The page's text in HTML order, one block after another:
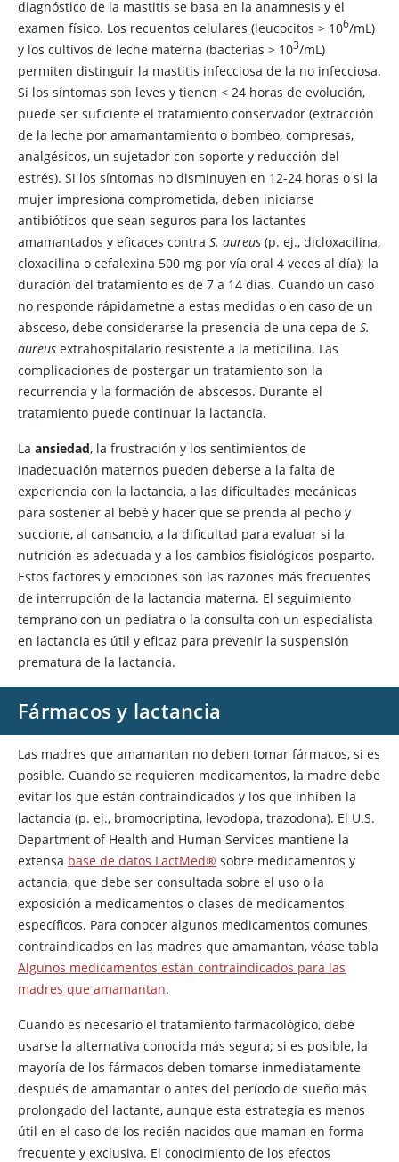
diagnóstico de la mastitis se basa en la anamnesis y el
examen físico. Los recuentos celulares (leucocitos > 106/mL)
y los cultivos de leche materna (bacterias > 103/mL)
permiten distinguir la mastitis infecciosa de la no infecciosa.
Si los síntomas son leves y tienen < 24 horas de evolución,
puede ser suficiente el tratamiento conservador (extracción
de la leche por amamantamiento o bombeo, compresas,
analgésicos, un sujetador con soporte y reducción del
estrés). Si los síntomas no disminuyen en 12-24 horas o si la
mujer impresiona comprometida, deben iniciarse
antibióticos que sean seguros para los lactantes
amamantados y eficaces contra S. aureus (p. ej., dicloxacilina,
cloxacilina o cefalexina 500 mg por vía oral 4 veces al día); la
duración del tratamiento es de 7 a 14 días. Cuando un caso
no responde rápidametne a estas medidas o en caso de un
absceso, debe considerarse la presencia de una cepa de S.
aureus extrahospitalario resistente a la meticilina. Las
complicaciones de postergar un tratamiento son la
recurrencia y la formación de abscesos. Durante el
tratamiento puede continuar la lactancia.
La ansiedad, la frustración y los sentimientos de
inadecuación maternos pueden deberse a la falta de
experiencia con la lactancia, a las dificultades mecánicas
para sostener al bebé y hacer que se prenda al pecho y
succione, al cansancio, a la dificultad para evaluar si la
nutrición es adecuada y a los cambios fisiológicos posparto.
Estos factores y emociones son las razones más frecuentes
de interrupción de la lactancia materna. El seguimiento
temprano con un pediatra o la consulta con un especialista
en lactancia es útil y eficaz para prevenir la suspensión
prematura de la lactancia.
Fármacos y lactancia
Las madres que amamantan no deben tomar fármacos, si es
posible. Cuando se requieren medicamentos, la madre debe
evitar los que están contraindicados y los que inhiben la
lactancia (p. ej., bromocriptina, levodopa, trazodona). El U.S.
Department of Health and Human Services mantiene la
extensa base de datos LactMed® sobre medicamentos y
actancia, que debe ser consultada sobre el uso o la
exposición a medicamentos o clases de medicamentos
específicos. Para conocer algunos medicamentos comunes
contraindicados en las madres que amamantan, véase tabla
Algunos medicamentos están contraindicados para las
madres que amamantan.
Cuando es necesario el tratamiento farmacológico, debe
usarse la alternativa conocida más segura; si es posible, la
mayoría de los fármacos deben tomarse inmediatamente
después de amamantar o antes del período de sueño más
prolongado del lactante, aunque esta estrategia es menos
útil en el caso de los recién nacidos que maman en forma
frecuente y exclusiva. El conocimiento de los efectos